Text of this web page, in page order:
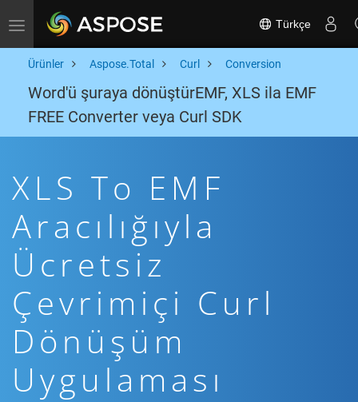
Toggle navigation Türkçe
Ürünler Aspose.Total Curl Conversion
Word'ü şuraya dönüştürEMF, XLS ila EMF
FREE Converter veya Curl SDK
XLS To EMF
Aracılığıyla
Ücretsiz
Çevrimiçi Curl
Dönüşüm
Uygulaması